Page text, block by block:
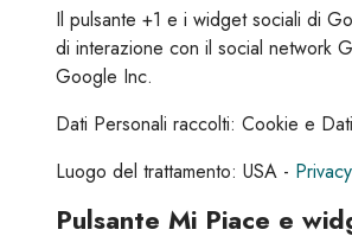
Il pulsante +1 e i widget sociali di
di interazione con il social network
Google Inc.
Dati Personali raccolti: Cookie e
Luogo del trattamento: USA -
Pulsante Mi Piace e